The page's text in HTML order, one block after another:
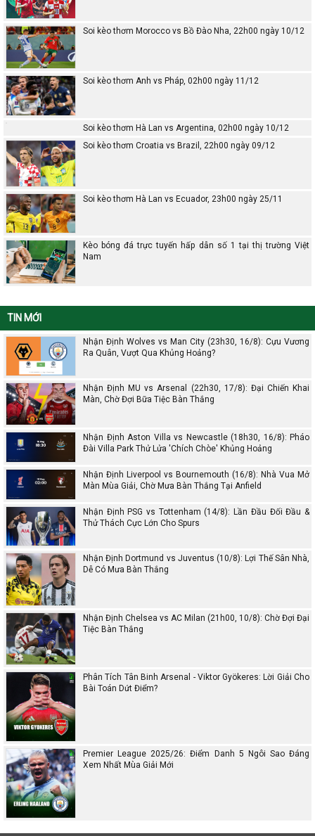
Soi kèo thơm Morocco vs Bồ Đào Nha, 22h00 ngày 10/12
Soi kèo thơm Anh vs Pháp, 02h00 ngày 11/12
Soi kèo thơm Hà Lan vs Argentina, 02h00 ngày 10/12
Soi kèo thơm Croatia vs Brazil, 22h00 ngày 09/12
Soi kèo thơm Hà Lan vs Ecuador, 23h00 ngày 25/11
Kèo bóng đá trực tuyến hấp dẫn số 1 tại thị trường Việt
Nam
TIN MỚI
Nhận Định Wolves vs Man City (23h30, 16/8): Cựu Vương
Ra Quân, Vượt Qua Khủng Hoảng?
Nhận Định MU vs Arsenal (22h30, 17/8): Đại Chiến Khai
Màn, Chờ Đợi Bữa Tiệc Bàn Thắng
Nhận Định Aston Villa vs Newcastle (18h30, 16/8): Pháo
Đài Villa Park Thử Lửa 'Chích Chòe' Khủng Hoảng
Nhận Định Liverpool vs Bournemouth (16/8): Nhà Vua Mở
Màn Mùa Giải, Chờ Mưa Bàn Thắng Tại Anfield
Nhận Định PSG vs Tottenham (14/8): Lần Đầu Đối Đầu &
Thử Thách Cực Lớn Cho Spurs
Nhận Định Dortmund vs Juventus (10/8): Lợi Thế Sân Nhà,
Dễ Có Mưa Bàn Thắng
Nhận Định Chelsea vs AC Milan (21h00, 10/8): Chờ Đợi Đại
Tiệc Bàn Thắng
Phân Tích Tân Binh Arsenal - Viktor Gyökeres: Lời Giải Cho
Bài Toán Dứt Điểm?
Premier League 2025/26: Điểm Danh 5 Ngôi Sao Đáng
Xem Nhất Mùa Giải Mới